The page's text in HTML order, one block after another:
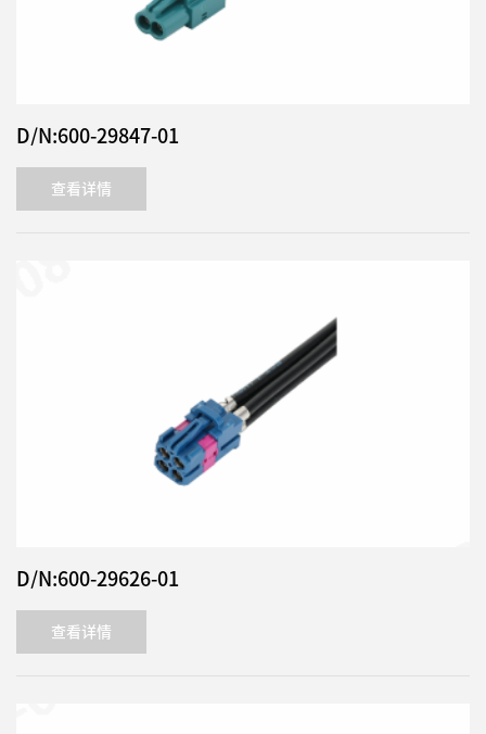
D/N:600-29847-01
查看详情
D/N:600-29626-01
查看详情